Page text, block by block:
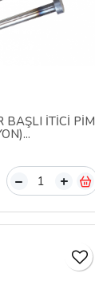
BAŞLI İTİCİ PİM
– +